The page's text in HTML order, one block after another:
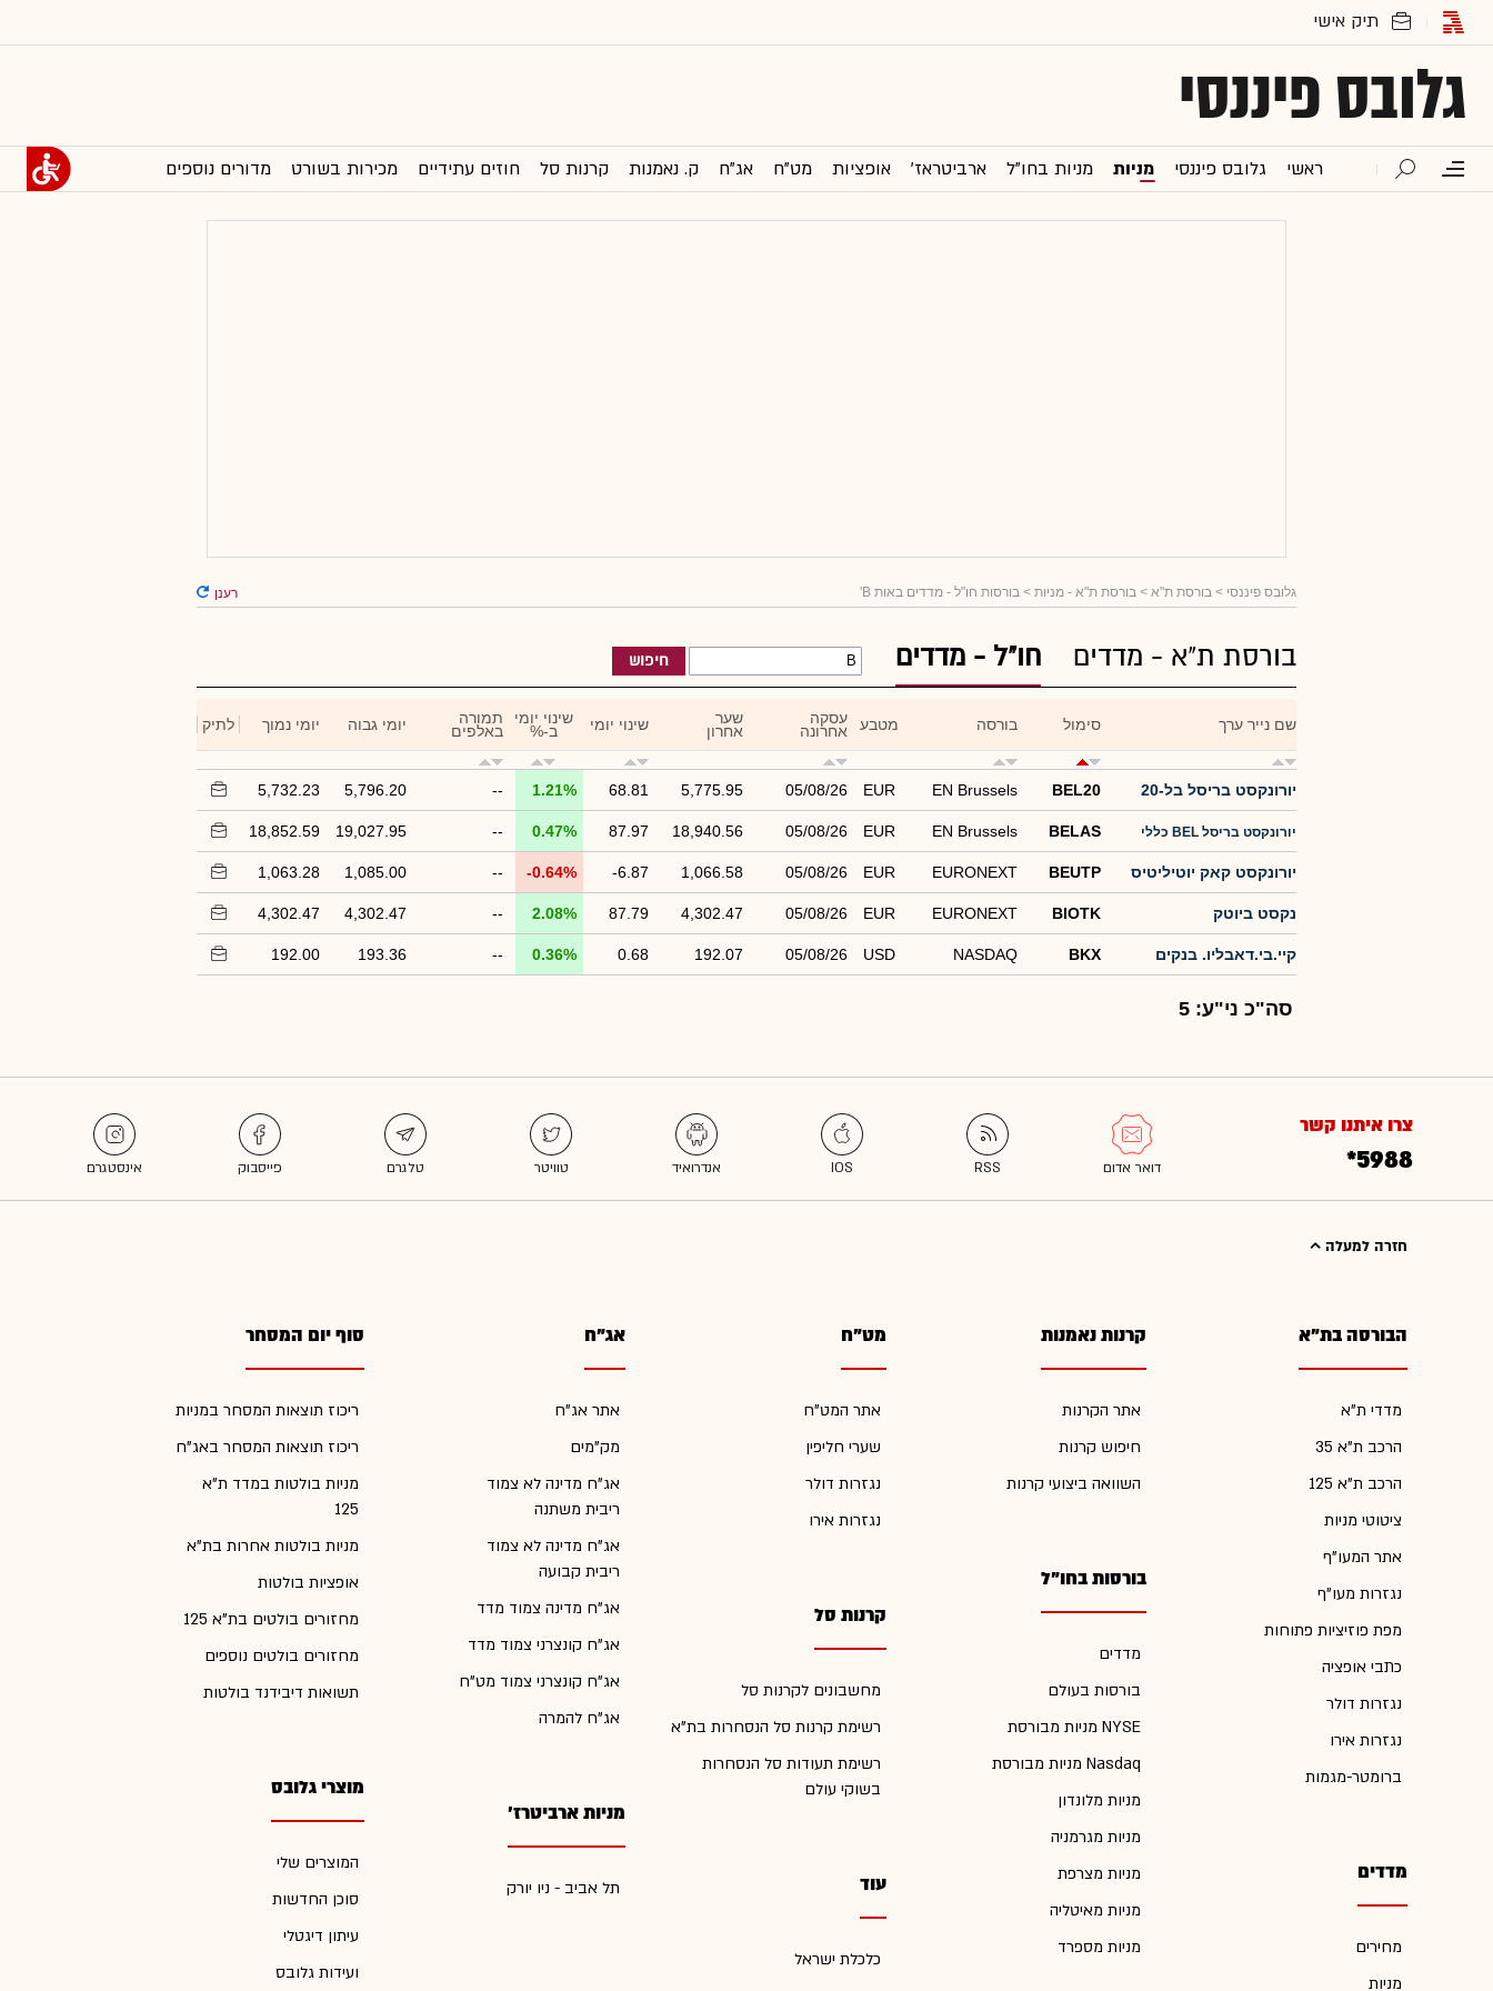
גלובס פיננסי
ראשי גלובס פיננסי מניות מניות בחו"ל ארביטראז' אופציות מט"ח אג"ח ק. נאמנות קרנות סל חוזים עתידיים מכירות בשורט מדורים נוספים
גלובס פיננסי > בורסת ת"א > בורסת ת"א - מניות > בורסות חו"ל - מדדים באות B' רענן
בורסת ת"א - מדדים חו"ל - מדדים חיפוש
שם נייר ערך סימול בורסה מטבע עסקה
אחרונה
שער
אחרון שינוי יומי שינוי יומי
ב-%
תמורה
באלפים יומי גבוה יומי נמוך לתיק
יורונקסט בריסל בל-20 BEL20
EN Brussels
EUR
05/08/26
5,775.95
68.81
1.21%
--
5,796.20
5,732.23
יורונקסט בריסל BEL כללי BELAS
EN Brussels
EUR
05/08/26
18,940.56
87.97
0.47%
--
19,027.95
18,852.59
יורונקסט קאק יוטיליטיס BEUTP
EURONEXT
EUR
05/08/26
1,066.58
-6.87
-0.64%
--
1,085.00
1,063.28
נקסט ביוטק BIOTK
EURONEXT
EUR
05/08/26
4,302.47
87.79
2.08%
--
4,302.47
4,302.47
קיי.בי.דאבליו. בנקים BKX
NASDAQ
USD
05/08/26
192.07
0.68
0.36%
--
193.36
192.00
סה"כ ני"ע: 5
צרו איתנו קשר
*5988
חזרה למעלה
הבורסה בת"א
מדדי ת"א
הרכב ת"א 35
הרכב ת"א 125
ציטוטי מניות
אתר המעו"ף
נגזרות מעו"ף
מפת פוזיציות פתוחות
כתבי אופציה
נגזרות דולר
נגזרות אירו
ברומטר-מגמות
מדדים
מחירים
מניות
קרנות נאמנות
אתר הקרנות
חיפוש קרנות
השוואה ביצועי קרנות
בורסות בחו"ל
מדדים
בורסות בעולם
מניות מבורסת NYSE
מניות מבורסת Nasdaq
מניות מלונדון
מניות מגרמניה
מניות מצרפת
מניות מאיטליה
מניות מספרד
מט"ח
אתר המט"ח
שערי חליפין
נגזרות דולר
נגזרות אירו
קרנות סל
מחשבונים לקרנות סל
רשימת קרנות סל הנסחרות בת"א
רשימת תעודות סל הנסחרות
בשוקי עולם
עוד
כלכלת ישראל
אג"ח
אתר אג"ח
מק"מים
אג"ח מדינה לא צמוד
ריבית משתנה
אג"ח מדינה לא צמוד
ריבית קבועה
אג"ח מדינה צמוד מדד
אג"ח קונצרני צמוד מדד
אג"ח קונצרני צמוד מט"ח
אג"ח להמרה
מניות ארביטרז'
תל אביב - ניו יורק
סוף יום המסחר
ריכוז תוצאות המסחר במניות
ריכוז תוצאות המסחר באג"ח
מניות בולטות במדד ת"א
125
מניות בולטות אחרות בת"א
אופציות בולטות
מחזורים בולטים בת"א 125
מחזורים בולטים נוספים
תשואות דיבידנד בולטות
מוצרי גלובס
המוצרים שלי
סוכן החדשות
עיתון דיגטלי
ועידות גלובס